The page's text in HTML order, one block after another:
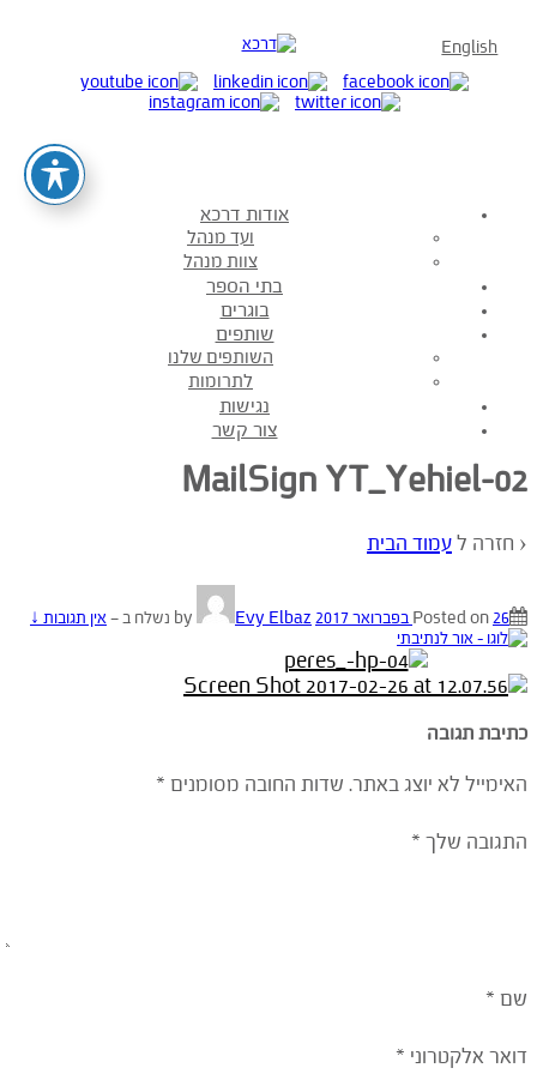
English
אודות דרכא
ועד מנהל
צוות מנהל
בתי הספר
בוגרים
שותפים
השותפים שלנו
לתרומות
נגישות
צור קשר
MailSign YT_Yehiel-02
‹ חזרה לעמוד הבית
Posted on26 בפברואר 2017 Evy Elbaz נשלח ב—אין תגובות ↓
כתיבת תגובה
האימייל לא יוצג באתר. שדות החובה מסומנים *
התגובה שלך *
שם *
דואר אלקטרוני *